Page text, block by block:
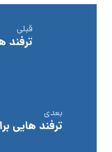
قبلی
بعدی
ترفند